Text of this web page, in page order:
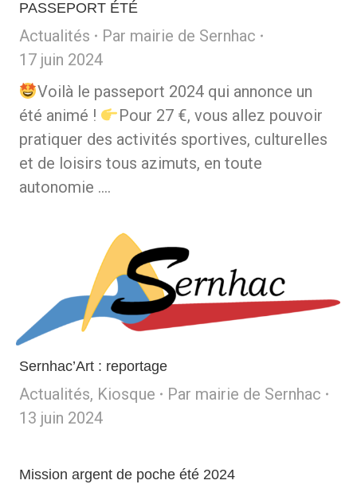
PASSEPORT ÉTÉ
Actualités Par mairie de Sernhac
17 juin 2024
Voilà le passeport 2024 qui annonce un
été animé !
Pour 27 €, vous allez pouvoir
pratiquer des activités sportives, culturelles
et de loisirs tous azimuts, en toute
autonomie .…
Sernhac’Art : reportage
Actualités, Kiosque Par mairie de Sernhac
13 juin 2024
Mission argent de poche été 2024